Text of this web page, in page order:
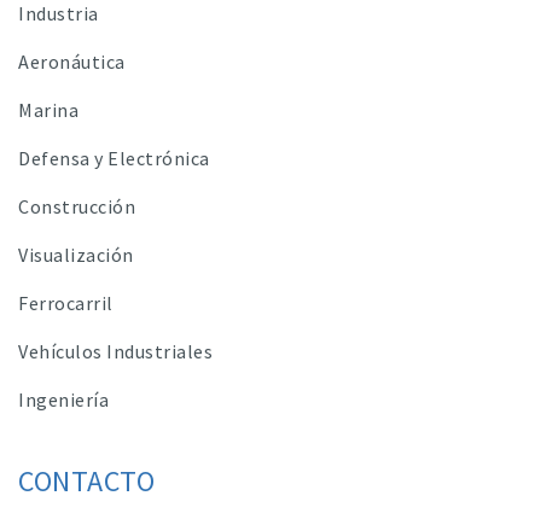
Industria
Aeronáutica
Marina
Defensa y Electrónica
Construcción
Visualización
Ferrocarril
Vehículos Industriales
Ingeniería
CONTACTO